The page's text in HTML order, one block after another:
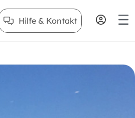
Hilfe & Kontakt